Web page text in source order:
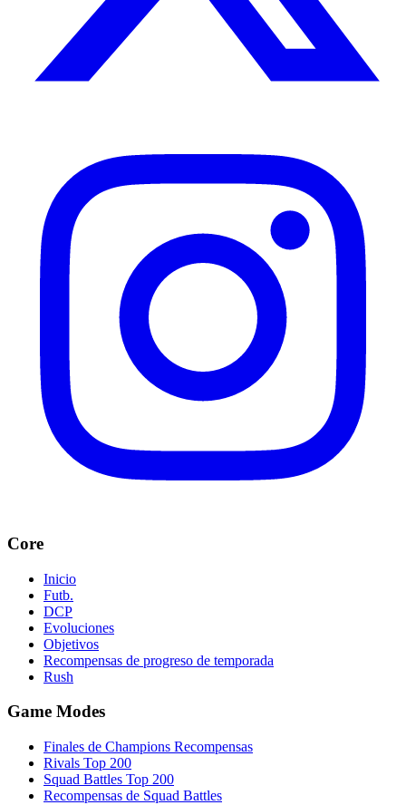
Core
Inicio
Futb.
DCP
Evoluciones
Objetivos
Recompensas de progreso de temporada
Rush
Game Modes
Finales de Champions Recompensas
Rivals Top 200
Squad Battles Top 200
Recompensas de Squad Battles